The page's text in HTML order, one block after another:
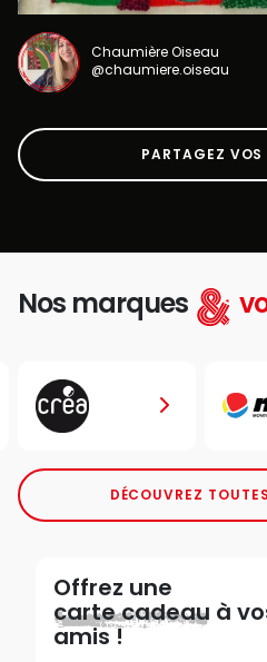
Chaumière Oiseau
@chaumiere.oiseau
PARTAGEZ VOS
Nos marques
DÉCOUVREZ
Offrez une
carte cadeau à
amis !